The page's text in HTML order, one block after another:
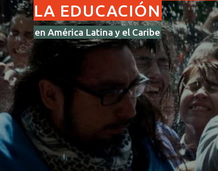
LA EDUCACIÓN
en América Latina y el Caribe